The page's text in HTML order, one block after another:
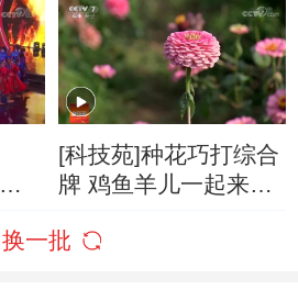
[科技苑]种花巧打综合
牌 鸡鱼羊儿一起来
换一批